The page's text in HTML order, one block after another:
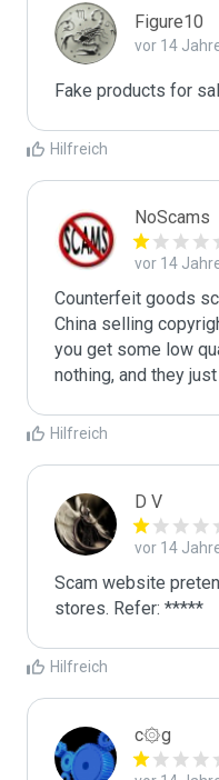
Figure10
vor 14
Fake products for
Hilfreich
NoScams
vor 14
Counterfeit goods
China selling
you get some low
nothing, and they
Hilfreich
D V
vor 14
Scam website
stores. Refer: *****
Hilfreich
c۞g